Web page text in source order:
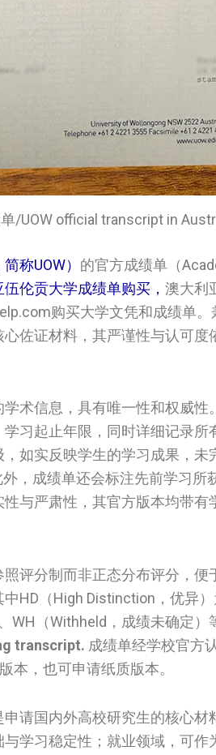
/UOW official transcript in
称UOW） 的官方成绩单（
伦贡大学‌‌‌‌‌‌‌‌‌‌成绩单购买， 澳大利
购买大学文凭和成绩单
佐证材料，其严谨性与认可
术信息，具有唯一性和权威性
习起止年限，同时详细记录
如实反映学生的学习成果，
外，成绩单还会标注先前学习所
与严肃性，其官方版本均带
评分制而非正态分布评分，
HD（High Distinction，优异
（Withheld，成绩未确定）
transcript. 成绩单经学校官方
本，也可申请纸质版本。
请国内外高校研究生的核心
学习稳定性；就业领域，可